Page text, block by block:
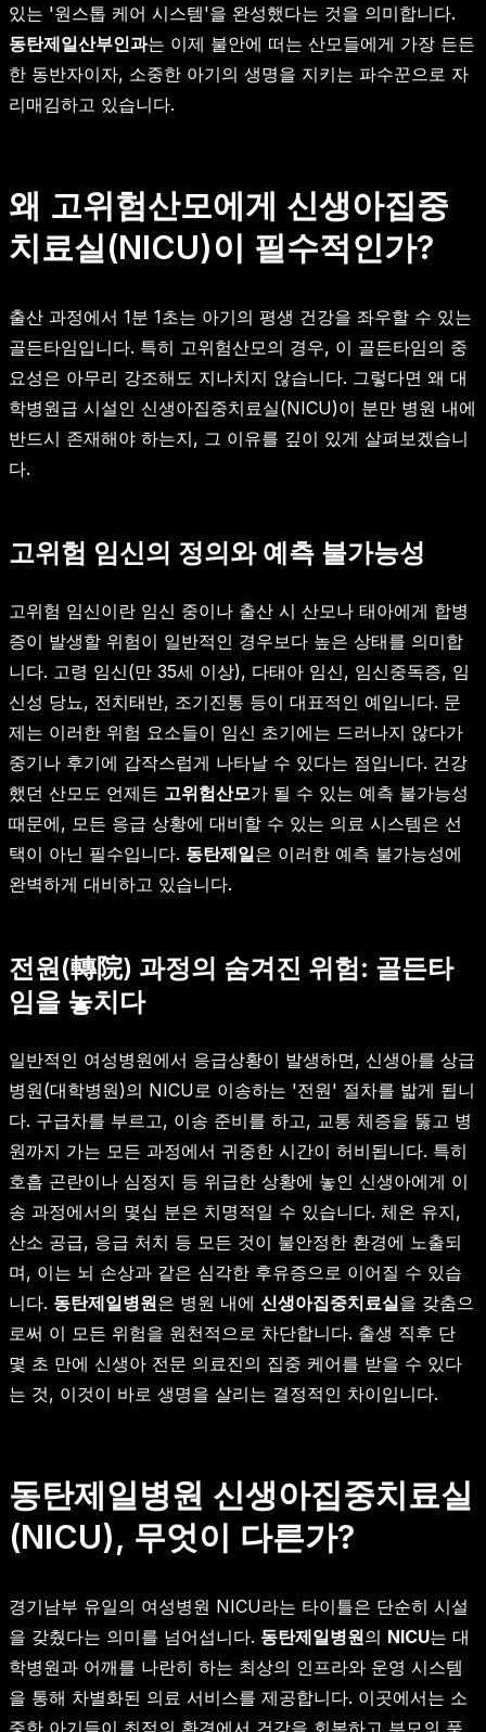
있는 '원스톱 케어 시스템'을 완성했다는 것을 의미합니다.
동탄제일산부인과는 이제 불안에 떠는 산모들에게 가장 든든
한 동반자이자, 소중한 아기의 생명을 지키는 파수꾼으로 자
리매김하고 있습니다.
왜 고위험산모에게 신생아집중
치료실(NICU)이 필수적인가?
출산 과정에서 1분 1초는 아기의 평생 건강을 좌우할 수 있는
골든타임입니다. 특히 고위험산모의 경우, 이 골든타임의 중
요성은 아무리 강조해도 지나치지 않습니다. 그렇다면 왜 대
학병원급 시설인 신생아집중치료실(NICU)이 분만 병원 내에
반드시 존재해야 하는지, 그 이유를 깊이 있게 살펴보겠습니
다.
고위험 임신의 정의와 예측 불가능성
고위험 임신이란 임신 중이나 출산 시 산모나 태아에게 합병
증이 발생할 위험이 일반적인 경우보다 높은 상태를 의미합
니다. 고령 임신(만 35세 이상), 다태아 임신, 임신중독증, 임
신성 당뇨, 전치태반, 조기진통 등이 대표적인 예입니다. 문
제는 이러한 위험 요소들이 임신 초기에는 드러나지 않다가
중기나 후기에 갑작스럽게 나타날 수 있다는 점입니다. 건강
했던 산모도 언제든 고위험산모가 될 수 있는 예측 불가능성
때문에, 모든 응급 상황에 대비할 수 있는 의료 시스템은 선
택이 아닌 필수입니다. 동탄제일은 이러한 예측 불가능성에
완벽하게 대비하고 있습니다.
전원(轉院) 과정의 숨겨진 위험: 골든타
임을 놓치다
일반적인 여성병원에서 응급상황이 발생하면, 신생아를 상급
병원(대학병원)의 NICU로 이송하는 '전원' 절차를 밟게 됩니
다. 구급차를 부르고, 이송 준비를 하고, 교통 체증을 뚫고 병
원까지 가는 모든 과정에서 귀중한 시간이 허비됩니다. 특히
호흡 곤란이나 심정지 등 위급한 상황에 놓인 신생아에게 이
송 과정에서의 몇십 분은 치명적일 수 있습니다. 체온 유지,
산소 공급, 응급 처치 등 모든 것이 불안정한 환경에 노출되
며, 이는 뇌 손상과 같은 심각한 후유증으로 이어질 수 있습
니다. 동탄제일병원은 병원 내에 신생아집중치료실을 갖춤으
로써 이 모든 위험을 원천적으로 차단합니다. 출생 직후 단
몇 초 만에 신생아 전문 의료진의 집중 케어를 받을 수 있다
는 것, 이것이 바로 생명을 살리는 결정적인 차이입니다.
동탄제일병원 신생아집중치료실
(NICU), 무엇이 다른가?
경기남부 유일의 여성병원 NICU라는 타이틀은 단순히 시설
을 갖췄다는 의미를 넘어섭니다. 동탄제일병원의 NICU는 대
학병원과 어깨를 나란히 하는 최상의 인프라와 운영 시스템
을 통해 차별화된 의료 서비스를 제공합니다. 이곳에서는 소